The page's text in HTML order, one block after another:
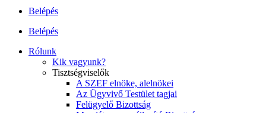
Belépés
Belépés
Rólunk
Kik vagyunk?
Tisztségviselők
A SZEF elnöke, alelnökei
Az Ügyvivő Testület tagjai
Felügyelő Bizottság